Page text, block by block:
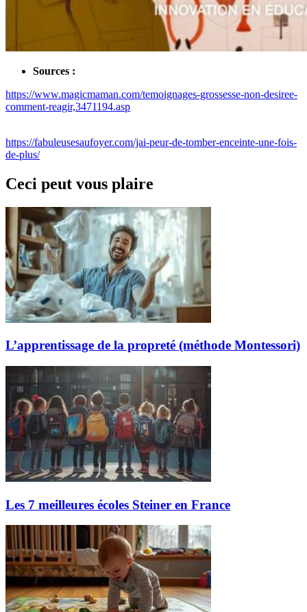
Sources :
https://www.magicmaman.com/temoignages-grossesse-non-desiree-
comment-reagir,3471194.asp
https://fabuleusesaufoyer.com/jai-peur-de-tomber-enceinte-une-fois-
de-plus/
Ceci peut vous plaire
L’apprentissage de la propreté (méthode Montessori)
Les 7 meilleures écoles Steiner en France